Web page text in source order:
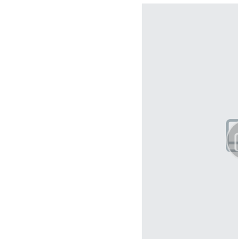
previous element